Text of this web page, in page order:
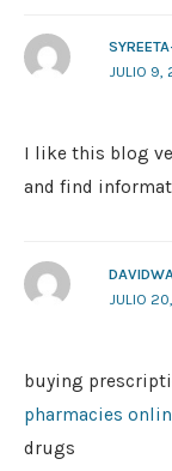
JULIO 9,
I like this blog
and find
JULIO
buying
pharmacies
drugs